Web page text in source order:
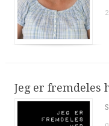
Jeg er fremdeles